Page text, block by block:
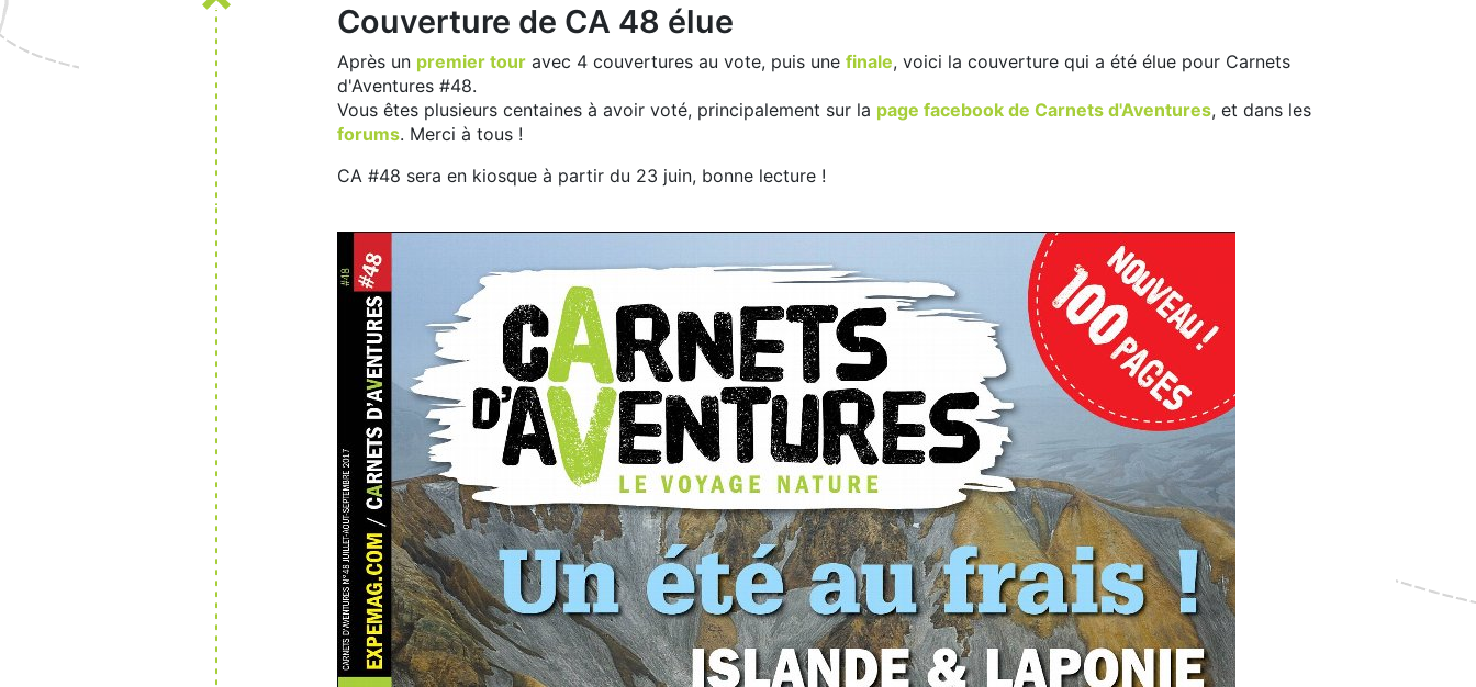
Couverture de CA 48 élue
Après un premier tour avec 4 couvertures au vote, puis une finale, voici la couverture qui a été élue pour Carnets
d'Aventures #48.
Vous êtes plusieurs centaines à avoir voté, principalement sur la page facebook de Carnets d'Aventures, et dans les
forums. Merci à tous !
CA #48 sera en kiosque à partir du 23 juin, bonne lecture !